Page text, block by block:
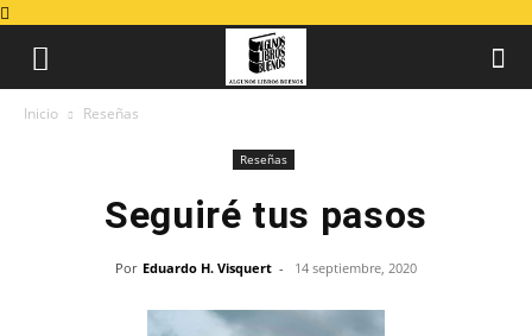
Inicio Reseñas
Reseñas
Seguiré tus pasos
Por Eduardo H. Visquert - 14 septiembre, 2020